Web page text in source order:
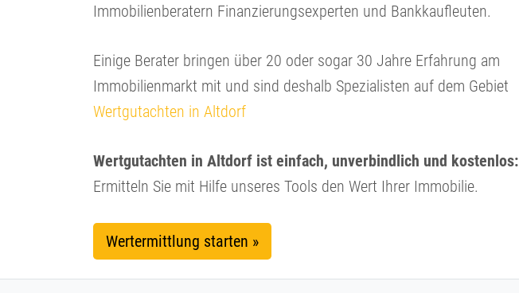
Immobilienberatern Finanzierungsexperten und Bankkaufleuten.
Einige Berater bringen über 20 oder sogar 30 Jahre Erfahrung am
Immobilienmarkt mit und sind deshalb Spezialisten auf dem Gebiet
Wertgutachten in Altdorf
Wertgutachten in Altdorf ist einfach, unverbindlich und kostenlos:
Ermitteln Sie mit Hilfe unseres Tools den Wert Ihrer Immobilie.
Wertermittlung starten »